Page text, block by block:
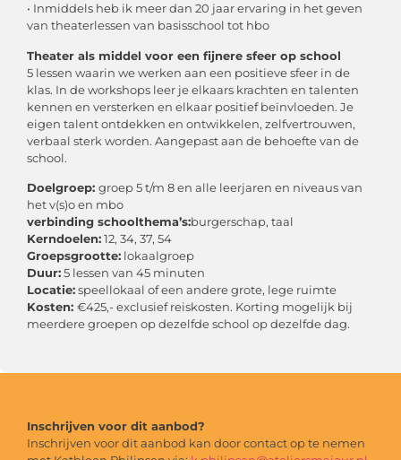
• Inmiddels heb ik meer dan 20 jaar ervaring in het geven
van theaterlessen van basisschool tot hbo
Theater als middel voor een fijnere sfeer op school
5 lessen waarin we werken aan een positieve sfeer in de
klas. In de workshops leer je elkaars krachten en talenten
kennen en versterken en elkaar positief beïnvloeden. Je
eigen talent ontdekken en ontwikkelen, zelfvertrouwen,
verbaal sterk worden. Aangepast aan de behoefte van de
school.
Doelgroep: groep 5 t/m 8 en alle leerjaren en niveaus van
het v(s)o en mbo
verbinding schoolthema’s:burgerschap, taal
Kerndoelen:12, 34, 37, 54
Groepsgrootte: lokaalgroep
Duur:5 lessen van 45 minuten
Locatie:speellokaal of een andere grote, lege ruimte
Kosten: €425,- exclusief reiskosten. Korting mogelijk bij
meerdere groepen op dezelfde school op dezelfde dag.
Inschrijven voor dit aanbod?
Inschrijven voor dit aanbod kan door contact op te nemen